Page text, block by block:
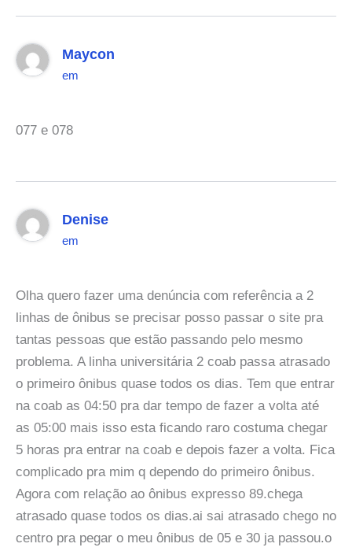
Maycon
em
077 e 078
Denise
em
Olha quero fazer uma denúncia com referência a 2
linhas de ônibus se precisar posso passar o site pra
tantas pessoas que estão passando pelo mesmo
problema. A linha universitária 2 coab passa atrasado
o primeiro ônibus quase todos os dias. Tem que entrar
na coab as 04:50 pra dar tempo de fazer a volta até
as 05:00 mais isso esta ficando raro costuma chegar
5 horas pra entrar na coab e depois fazer a volta. Fica
complicado pra mim q dependo do primeiro ônibus.
Agora com relação ao ônibus expresso 89.chega
atrasado quase todos os dias.ai sai atrasado chego no
centro pra pegar o meu ônibus de 05 e 30 ja passou.o